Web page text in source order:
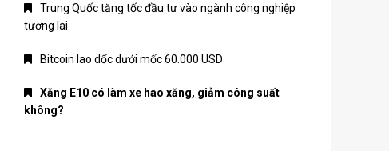
Trung Quốc tăng tốc đầu tư vào ngành công nghiệp
tương lai
Bitcoin lao dốc dưới mốc 60.000 USD
Xăng E10 có làm xe hao xăng, giảm công suất
không?